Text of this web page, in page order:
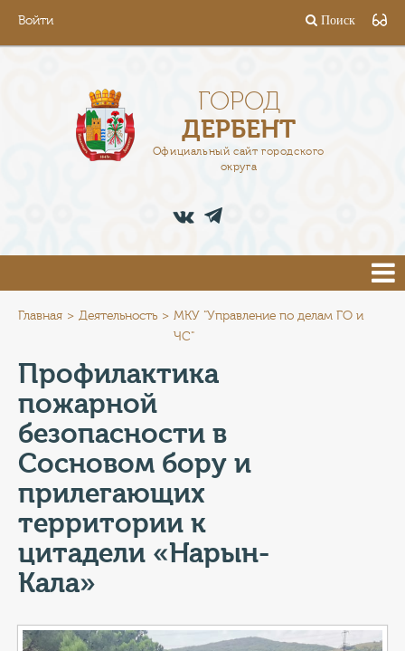
Войти Поиск
ГОРОД
ДЕРБЕНТ
Официальный сайт городского
округа
АДМИНИСТРАЦИЯ
ПРЕСС-ЦЕНТР
ТУРИСТАМ
КОНТАКТЫ
ТАРИФЫ
ГЕРОИ Z
КАТАЛОГ УСЛУГ
СЛУЖБА ПО КОНТРАКТУ
Главная Деятельность
МКУ "Управление по делам ГО и
ЧС"
Профилактика
пожарной
безопасности в
Сосновом бору и
прилегающих
территории к
цитадели «Нарын-
Кала»